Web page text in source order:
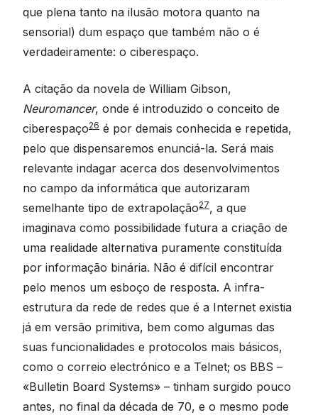
que plena tanto na ilusão motora quanto na
sensorial) dum espaço que também não o é
verdadeiramente: o ciberespaço.
A citação da novela de William Gibson,
Neuromancer, onde é introduzido o conceito de
ciberespaço26 é por demais conhecida e repetida,
pelo que dispensaremos enunciá-la. Será mais
relevante indagar acerca dos desenvolvimentos
no campo da informática que autorizaram
semelhante tipo de extrapolação27, a que
imaginava como possibilidade futura a criação de
uma realidade alternativa puramente constituída
por informação binária. Não é difícil encontrar
pelo menos um esboço de resposta. A infra-
estrutura da rede de redes que é a Internet existia
já em versão primitiva, bem como algumas das
suas funcionalidades e protocolos mais básicos,
como o correio electrónico e a Telnet; os BBS –
«Bulletin Board Systems» – tinham surgido pouco
antes, no final da década de 70, e o mesmo pode